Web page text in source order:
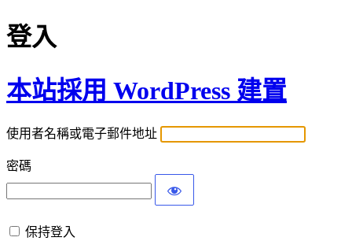
登入
本站採用 WordPress 建置
使用者名稱或電子郵件地址
密碼
保持登入